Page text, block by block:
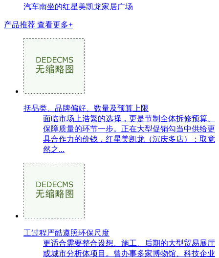
汽车南坐的红星美凯龙家居广场
产品推荐 查看更多+
括品类、品牌偏好、数量及预算上限
面临市场上浩繁的选择，更是节制全体拆修预算、
保障质量的环节一步。正在大型促销勾当中供给更
具合作力的价钱，红星美凯龙（沉庆多店）：取竟
然之...
工过程严酷遵照环保尺度
更适合需要整合设想、施工、后期的大型贸易展厅
或城市分析体项目。曾办事多家博物馆、科技企业